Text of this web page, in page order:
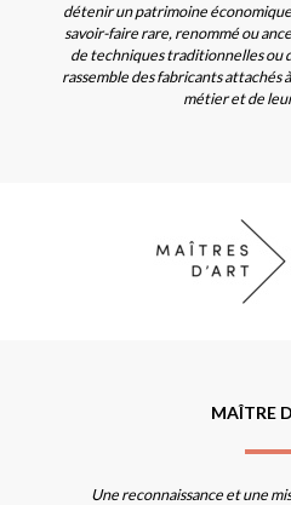
détenir un patrimoine
savoir-faire rare, renommé ou
de techniques traditionnelles ou
rassemble des fabricants attachés
métier et de
MAÎTRE
Une reconnaissance et une